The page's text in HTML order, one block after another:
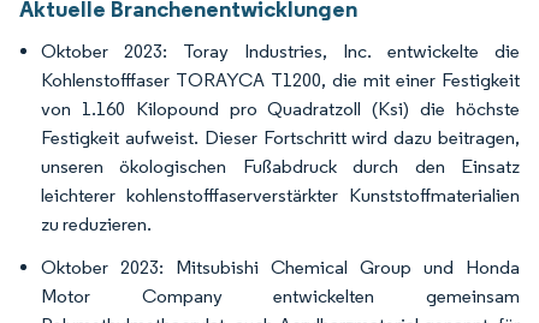
Aktuelle Branchenentwicklungen
Oktober 2023: Toray Industries, Inc. entwickelte die
Kohlenstofffaser TORAYCA T1200, die mit einer Festigkeit
von 1.160 Kilopound pro Quadratzoll (Ksi) die höchste
Festigkeit aufweist. Dieser Fortschritt wird dazu beitragen,
unseren ökologischen Fußabdruck durch den Einsatz
leichterer kohlenstofffaserverstärkter Kunststoffmaterialien
zu reduzieren.
Oktober 2023: Mitsubishi Chemical Group und Honda
Motor Company entwickelten gemeinsam